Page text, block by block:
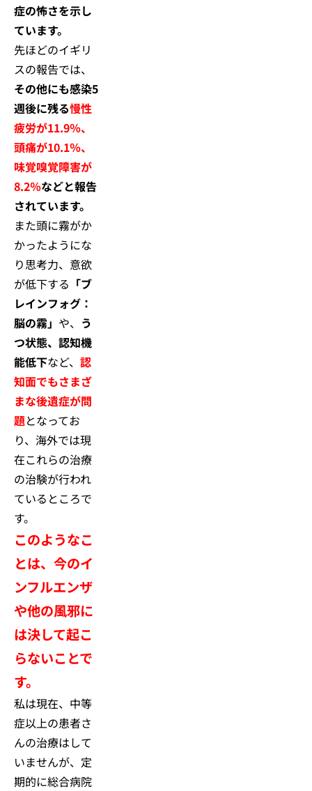
症の怖さを示し
ています。
先ほどのイギリ
スの報告では、
その他にも感染5
週後に残る慢性
疲労が11.9％、
頭痛が10.1％、
味覚嗅覚障害が
8.2％などと報告
されています。
また頭に霧がか
かったようにな
り思考力、意欲
が低下する 「ブ
レインフォグ：
脳の霧」 や、 う
つ状態、認知機
能低下など、 認
知面でもさまざ
まな後遺症が問
題となってお
り、海外では現
在これらの治療
の治験が行われ
ているところで
す。
このようなこ
とは、今のイ
ンフルエンザ
や他の風邪に
は決して起こ
らないことで
す。
私は現在、中等
症以上の患者さ
んの治療はして
いませんが、定
期的に総合病院